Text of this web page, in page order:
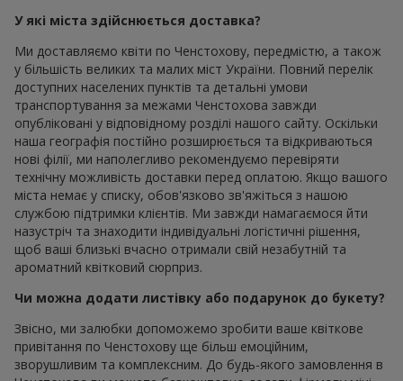
У які міста здійснюється доставка?
Ми доставляємо квіти по Ченстохову, передмістю, а також
у більшість великих та малих міст України. Повний перелік
доступних населених пунктів та детальні умови
транспортування за межами Ченстохова завжди
опубліковані у відповідному розділі нашого сайту. Оскільки
наша географія постійно розширюється та відкриваються
нові філії, ми наполегливо рекомендуємо перевіряти
технічну можливість доставки перед оплатою. Якщо вашого
міста немає у списку, обов'язково зв'яжіться з нашою
службою підтримки клієнтів. Ми завжди намагаємося йти
назустріч та знаходити індивідуальні логістичні рішення,
щоб ваші близькі вчасно отримали свій незабутній та
ароматний квітковий сюрприз.
Чи можна додати листівку або подарунок до букету?
Звісно, ми залюбки допоможемо зробити ваше квіткове
привітання по Ченстохову ще більш емоційним,
зворушливим та комплексним. До будь-якого замовлення в